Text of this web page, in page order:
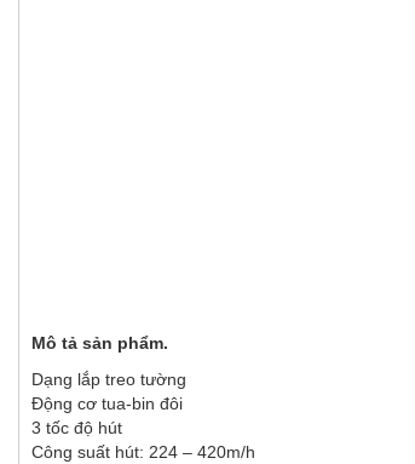
Mô tả sản phẩm.
Dạng lắp treo tường
Động cơ tua-bin đôi
3 tốc độ hút
Công suất hút: 224 – 420m/h